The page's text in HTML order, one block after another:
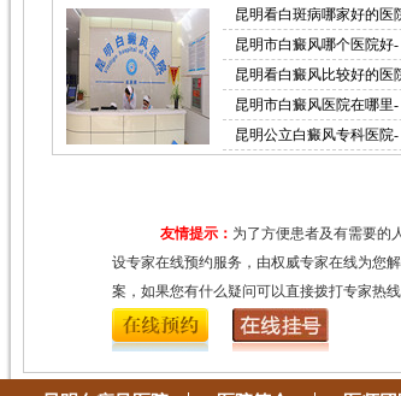
昆明看白斑病哪家好的医
昆明市白癜风哪个医院好-
昆明看白癜风比较好的医
昆明市白癜风医院在哪里-
昆明公立白癜风专科医院-
友情提示： 为了方便患者及有需要的
设专家在线预约服务，由权威专家在线为您
案，如果您有什么疑问可以直接拨打专家热线